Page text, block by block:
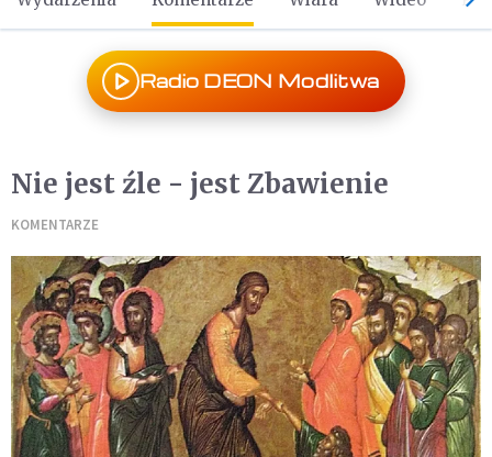
Radio DEON Modlitwa
Nie jest źle - jest Zbawienie
KOMENTARZE